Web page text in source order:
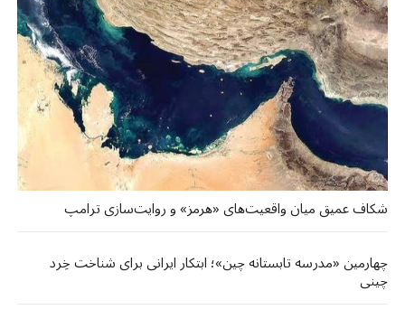
شکاف عمیق میان واقعیت‌های «هرمز» و روایت‌سازی ترامپ
چهارمین «مدرسه تابستانه چین»؛ ابتکار ایرانی برای شناخت خِرد
چینی